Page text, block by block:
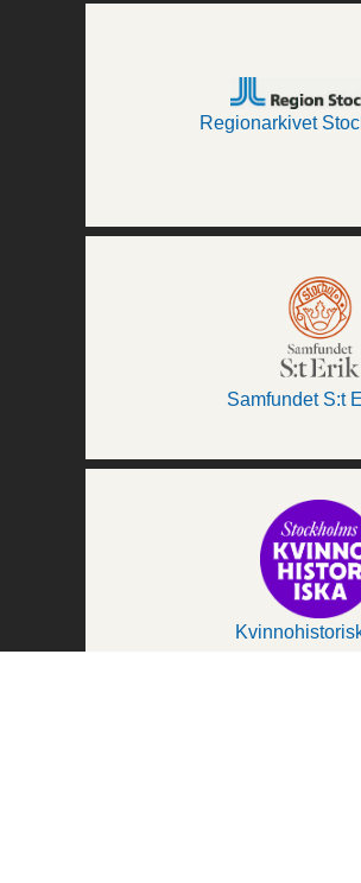
Regionarkivet
Samfundet S:t